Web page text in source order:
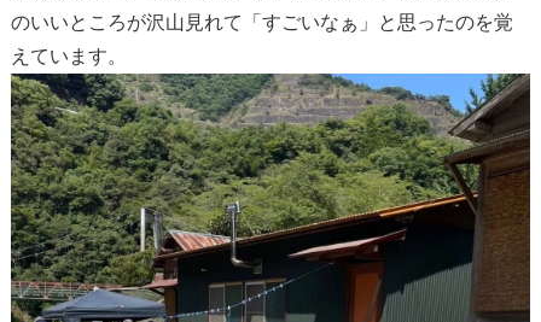
のいいところが沢山見れて「すごいなぁ」と思ったのを覚
えています。